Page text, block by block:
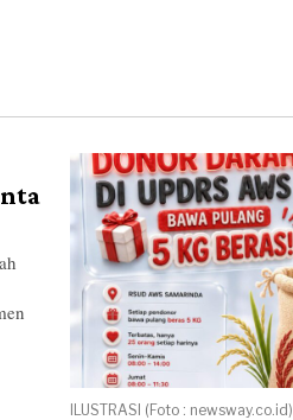
ILUSTRASI (Foto : newsway.co.id)